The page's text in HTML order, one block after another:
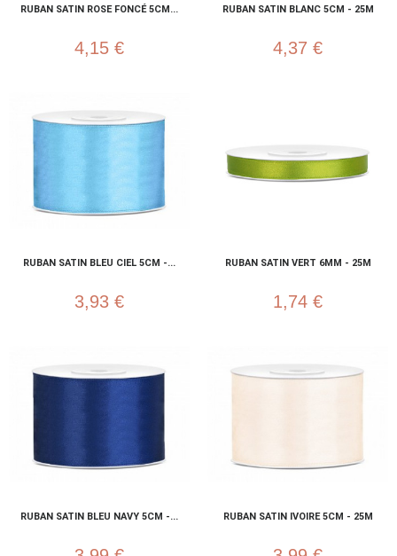
RUBAN SATIN ROSE FONCÉ 5CM...
4,15 €
RUBAN SATIN BLANC 5CM - 25M
4,37 €
RUBAN SATIN BLEU CIEL 5CM -...
3,93 €
RUBAN SATIN VERT 6MM - 25M
1,74 €
RUBAN SATIN BLEU NAVY 5CM -... RUBAN SATIN IVOIRE 5CM - 25M